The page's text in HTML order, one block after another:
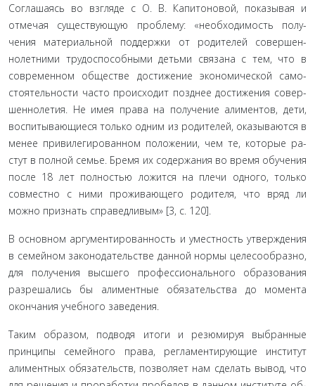
Соглашаясь во взгляде с О. В. Капитоновой, показывая и
отмечая существующую проблему: «необходимость полу­
чения материальной поддержки от родителей совершен­
нолетними трудоспособными детьми связана с тем, что в
современном обществе достижение экономической само­
стоятельности часто происходит позднее достижения совер­
шеннолетия. Не имея права на получение алиментов, дети,
воспитывающиеся только одним из родителей, оказываются в
менее привилегированном положении, чем те, которые ра­
стут в полной семье. Бремя их содержания во время обуче­ния
после 18 лет полностью ложится на плечи одного, толь­ко
совместно с ними проживающего родителя, что вряд ли
можно признать справедливым» [3, с. 120].
В основном аргументированность и уместность утверж­дения
в семейном законодательстве данной нормы целесо­образно,
для получения высшего профессионального об­разования
разрешались бы алиментные обязательства до момента
окончания учебного заведения.
Таким образом, подводя итоги и резюмируя выбранные
принципы семейного права, регламентирующие институт
алиментных обязательств, позволяет нам сделать вывод, что